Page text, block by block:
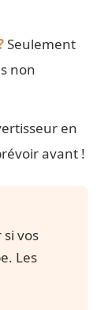
Seulement
non
en
avant !
vos
Les